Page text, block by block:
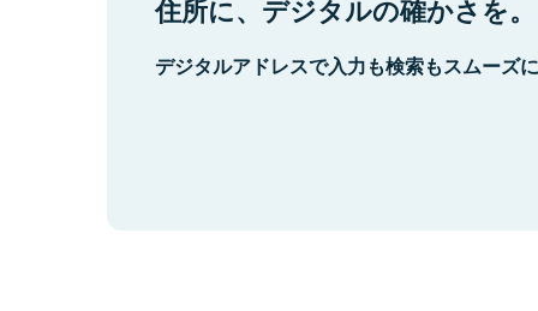
住所に、デジタルの確かさを。
デジタルアドレスで入力も検索もスムーズ